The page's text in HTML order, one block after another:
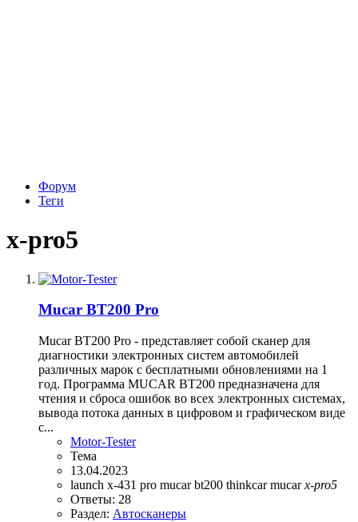
Форум
Теги
x-pro5
Mucar BT200 Pro
Mucar BT200 Pro - представляет собой сканер для
диагностики электронных систем автомобилей
различных марок с бесплатными обновлениями на 1
год. Программа MUCAR BT200 предназначена для
чтения и сброса ошибок во всех электронных системах,
вывода потока данных в цифровом и графическом виде
с...
Motor-Tester
Тема
13.04.2023
launch x-431 pro mucar bt200 thinkcar mucarx-pro5
Ответы: 28
Раздел: Автосканеры